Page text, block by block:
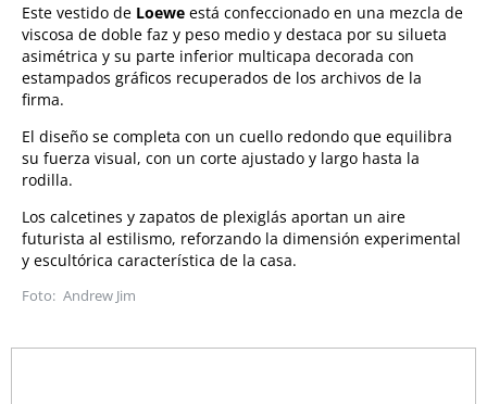
Este vestido de Loewe está confeccionado en una mezcla de
viscosa de doble faz y peso medio y destaca por su silueta
asimétrica y su parte inferior multicapa decorada con
estampados gráficos recuperados de los archivos de la
firma.
El diseño se completa con un cuello redondo que equilibra
su fuerza visual, con un corte ajustado y largo hasta la
rodilla.
Los calcetines y zapatos de plexiglás aportan un aire
futurista al estilismo, reforzando la dimensión experimental
y escultórica característica de la casa.
Andrew Jim